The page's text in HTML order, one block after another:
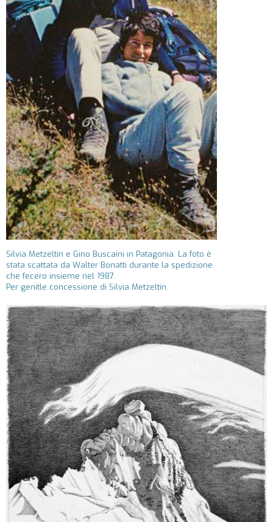
Silvia Metzeltin e Gino Buscaini in Patagonia. La foto è
stata scattata da Walter Bonatti durante la spedizione
che fecero insieme nel 1987.
Per genitle concessione di Silvia Metzeltin.